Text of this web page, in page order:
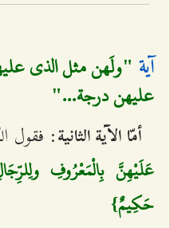
آية "ولَهن مثل الذي
عليهن درجة..."‌
أمّا الآية الثانية: فقول
عَلَيْهِنَّ بِالْمَعْرُوفِ
حَكِيمٌ}